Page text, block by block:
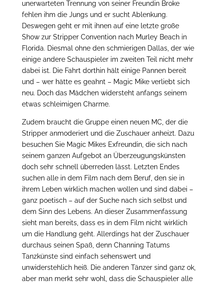
unerwarteten Trennung von seiner Freundin Broke
fehlen ihm die Jungs und er sucht Ablenkung.
Deswegen geht er mit ihnen auf eine letzte große
Show zur Stripper Convention nach Murley Beach in
Florida. Diesmal ohne den schmierigen Dallas, der wie
einige andere Schauspieler im zweiten Teil nicht mehr
dabei ist. Die Fahrt dorthin hält einige Pannen bereit
und – wer hätte es geahnt – Magic Mike verliebt sich
neu. Doch das Mädchen widersteht anfangs seinem
etwas schleimigen Charme.
Zudem braucht die Gruppe einen neuen MC, der die
Stripper anmoderiert und die Zuschauer anheizt. Dazu
besuchen Sie Magic Mikes Exfreundin, die sich nach
seinem ganzen Aufgebot an Überzeugungskünsten
doch sehr schnell überreden lässt. Letzten Endes
suchen alle in dem Film nach dem Beruf, den sie in
ihrem Leben wirklich machen wollen und sind dabei –
ganz poetisch – auf der Suche nach sich selbst und
dem Sinn des Lebens. An dieser Zusammenfassung
sieht man bereits, dass es in dem Film nicht wirklich
um die Handlung geht. Allerdings hat der Zuschauer
durchaus seinen Spaß, denn Channing Tatums
Tanzkünste sind einfach sehenswert und
unwiderstehlich heiß. Die anderen Tänzer sind ganz ok,
aber man merkt sehr wohl, dass die Schauspieler alle